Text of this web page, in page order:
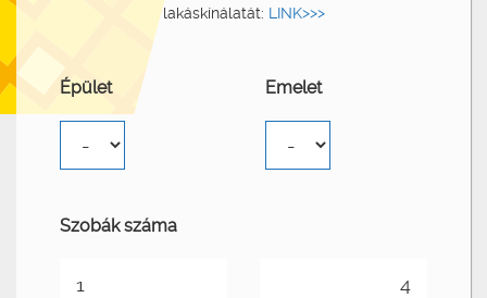
lakáskínálatát: LINK>>>
Épület Emelet
Szobák száma